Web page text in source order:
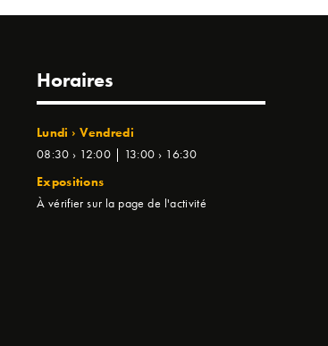
Horaires
Lundi › Vendredi
08:30 › 12:00 | 13:00 › 16:30
Expositions
À vérifier sur la page de l'activité